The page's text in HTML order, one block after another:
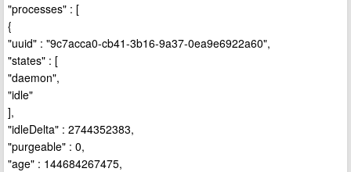
"processes" : [
{
"uuid" : "9c7acca0-cb41-3b16-9a37-0ea9e6922a60",
"states" : [
"daemon",
"idle"
],
"idleDelta" : 2744352383,
"purgeable" : 0,
"age" : 144684267475,